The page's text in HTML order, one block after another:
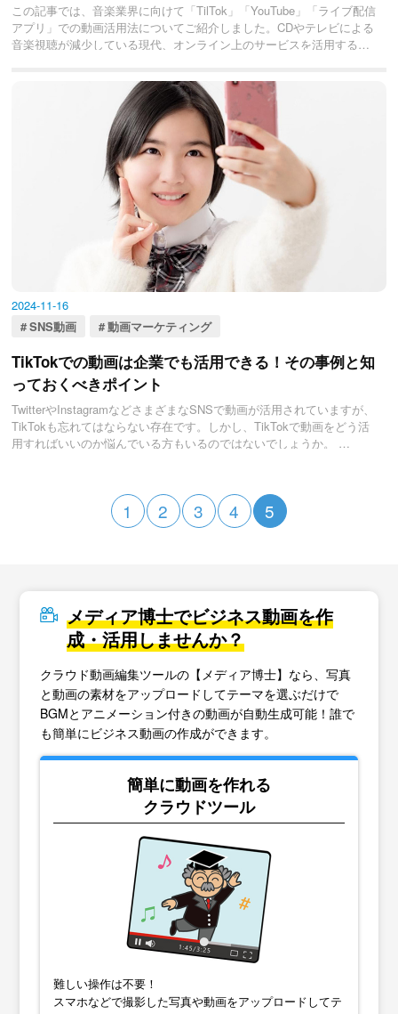
この記事では、音楽業界に向けて「TilTok」「YouTube」「ライブ配信
アプリ」での動画活用法についてご紹介しました。CDやテレビによる
音楽視聴が減少している現代、オンライン上のサービスを活用するこ
2024-11-16
SNS動画
動画マーケティング
TikTokでの動画は企業でも活用できる！その事例と知
っておくべきポイント
TwitterやInstagramなどさまざまなSNSで動画が活用されていますが、
TikTokも忘れてはならない存在です。しかし、TikTokで動画をどう活
用すればいいのか悩んでいる方もいるのではないでしょうか。
画活用を検討している方は、ぜひ読んでみてください。
1 2 3 4 5
メディア博士でビジネス動画を作
成・活用しませんか？
クラウド動画編集ツールの【メディア博士】なら、写真
と動画の素材をアップロードしてテーマを選ぶだけで
BGMとアニメーション付きの動画が自動生成可能！誰で
も簡単にビジネス動画の作成ができます。
簡単に動画を作れる
クラウドツール
難しい操作は不要！
スマホなどで撮影した写真や動画をアップロードしてテ